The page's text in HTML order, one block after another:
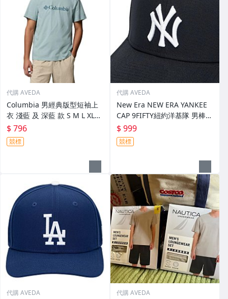
代購 AVEDA
Columbia 男經典版型短袖上
衣 淺藍 及 深藍 款 S M L XL
(全新/現貨) 特價:799元 產品如
圖所示
$ 796
競標
代購 AVEDA
New Era NEW ERA YANKEE
CAP 9FIFTY紐約洋基隊 男棒球
帽 深藍色款 特價:999元 單一
尺寸 (ONE SIZE)
$ 999
競標
代購 AVEDA 代購 AVEDA